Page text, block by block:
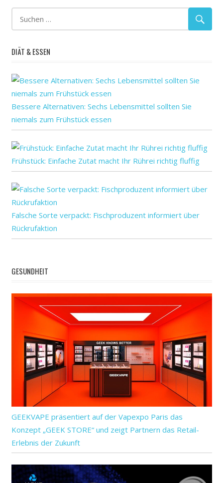
die
Erwachsenen:
gesundheitliche
Gesundheitsfürsorge
handeln
in
Papier
sagte
Senioren
verpasste
von
zum
DIÄT & ESSEN
Bessere Alternativen: Sechs Lebensmittel sollten Sie
niemals zum Frühstück essen
Frühstück: Einfache Zutat macht Ihr Rührei richtig fluffig
Falsche Sorte verpackt: Fischproduzent informiert über
Rückrufaktion
GESUNDHEIT
GEEKVAPE präsentiert auf der Vapexpo Paris das
Konzept „GEEK STORE“ und zeigt Partnern das Retail-
Erlebnis der Zukunft